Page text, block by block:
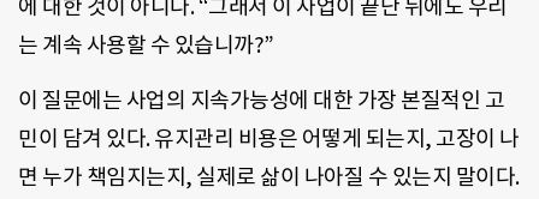
에 대한 것이 아니다. “그래서 이 사업이 끝난 뒤에도 우리
는 계속 사용할 수 있습니까?”
이 질문에는 사업의 지속가능성에 대한 가장 본질적인 고
민이 담겨 있다. 유지관리 비용은 어떻게 되는지, 고장이 나
면 누가 책임지는지, 실제로 삶이 나아질 수 있는지 말이다.